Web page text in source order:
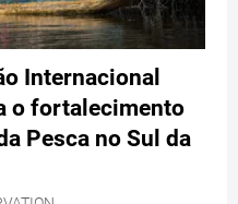
Internacional
o fortalecimento
Pesca no Sul da